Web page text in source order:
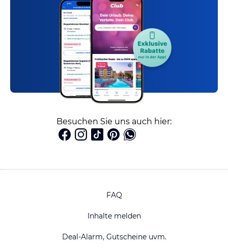
Besuchen Sie uns auch hier:
FAQ
Inhalte melden
Deal-Alarm, Gutscheine uvm.